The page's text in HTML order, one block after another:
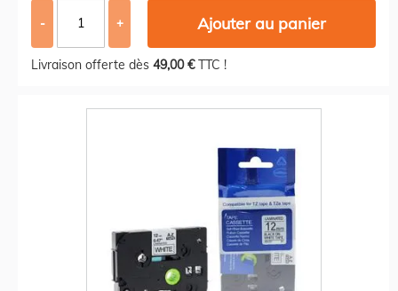
- + Ajouter au panier
Livraison offerte dès 49,00 €TTC !